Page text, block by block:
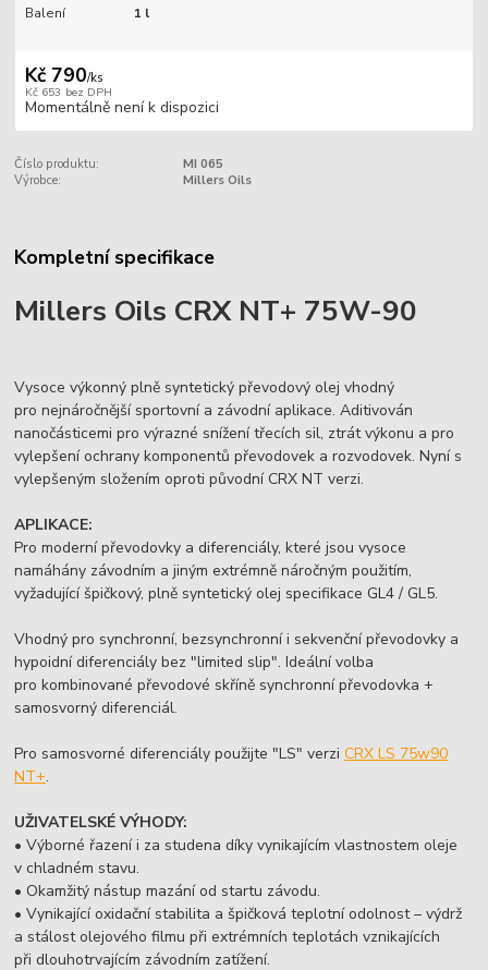
Balení
1 l
Kč 790/ks
Kč 653 bez DPH
Momentálně není k dispozici
Číslo produktu:
MI 065
Výrobce:
Millers Oils
Kompletní specifikace
Millers Oils CRX NT+ 75W-90
Vysoce výkonný plně syntetický převodový olej vhodný
pro nejnáročnější sportovní a závodní aplikace. Aditivován
nanočásticemi pro výrazné snížení třecích sil, ztrát výkonu a pro
vylepšení ochrany komponentů převodovek a rozvodovek. Nyní s
vylepšeným složením oproti původní CRX NT verzi.
APLIKACE:
Pro moderní převodovky a diferenciály, které jsou vysoce
namáhány závodním a jiným extrémně náročným použitím,
vyžadující špičkový, plně syntetický olej specifikace GL4 / GL5.
Vhodný pro synchronní, bezsynchronní i sekvenční převodovky a
hypoidní diferenciály bez "limited slip". Ideální volba
pro kombinované převodové skříně synchronní převodovka +
samosvorný diferenciál.
Pro samosvorné diferenciály použijte "LS" verziCRX LS 75w90
NT+.
UŽIVATELSKÉ VÝHODY:
• Výborné řazení i za studena díky vynikajícím vlastnostem oleje
v chladném stavu.
• Okamžitý nástup mazání od startu závodu.
• Vynikající oxidační stabilita a špičková teplotní odolnost – výdrž
a stálost olejového filmu při extrémních teplotách vznikajících
při dlouhotrvajícím závodním zatížení.